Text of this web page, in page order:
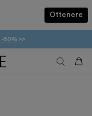
Ottenere
| ACQUISTA
-50%>>
DA 49€
SCONTO*